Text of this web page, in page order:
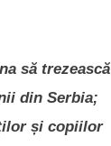
să trezească
din Serbia;
și copiilor